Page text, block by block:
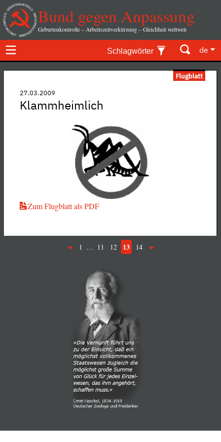
Bund gegen Anpassung
Geburtenkontrolle – Arbeitszeitverkürzung – Gleichheit weltweit
Schlagwörter de
Flugblatt
27.03.2009
Klammheimlich
Zum Flugblatt als PDF
1 … 11 12 13 14